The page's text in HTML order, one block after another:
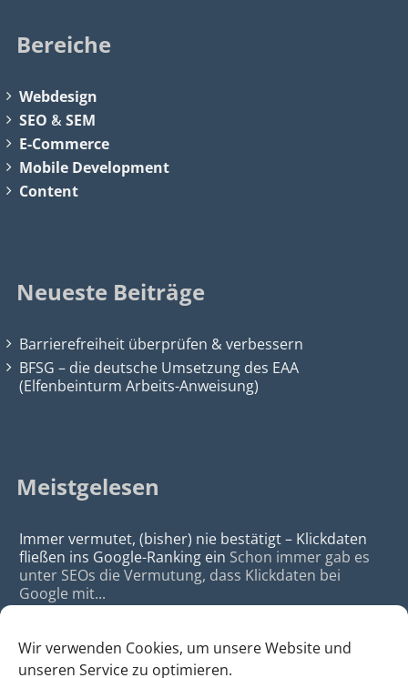
Wir verwenden Cookies, um unsere Website und
unseren Service zu optimieren.
Bereiche
Webdesign
SEO &SEM
E-Commerce
Mobile Development
Content
Neueste Beiträge
Barrierefreiheit überprüfen & verbessern
BFSG – die deutsche Umsetzung des EAA
(Elfenbeinturm Arbeits-Anweisung)
Meistgelesen
Immer vermutet, (bisher) nie bestätigt – Klickdaten
fließen ins Google-Ranking ein Schon immer gab es
unter SEOs die Vermutung, dass Klickdaten bei
Google mit...